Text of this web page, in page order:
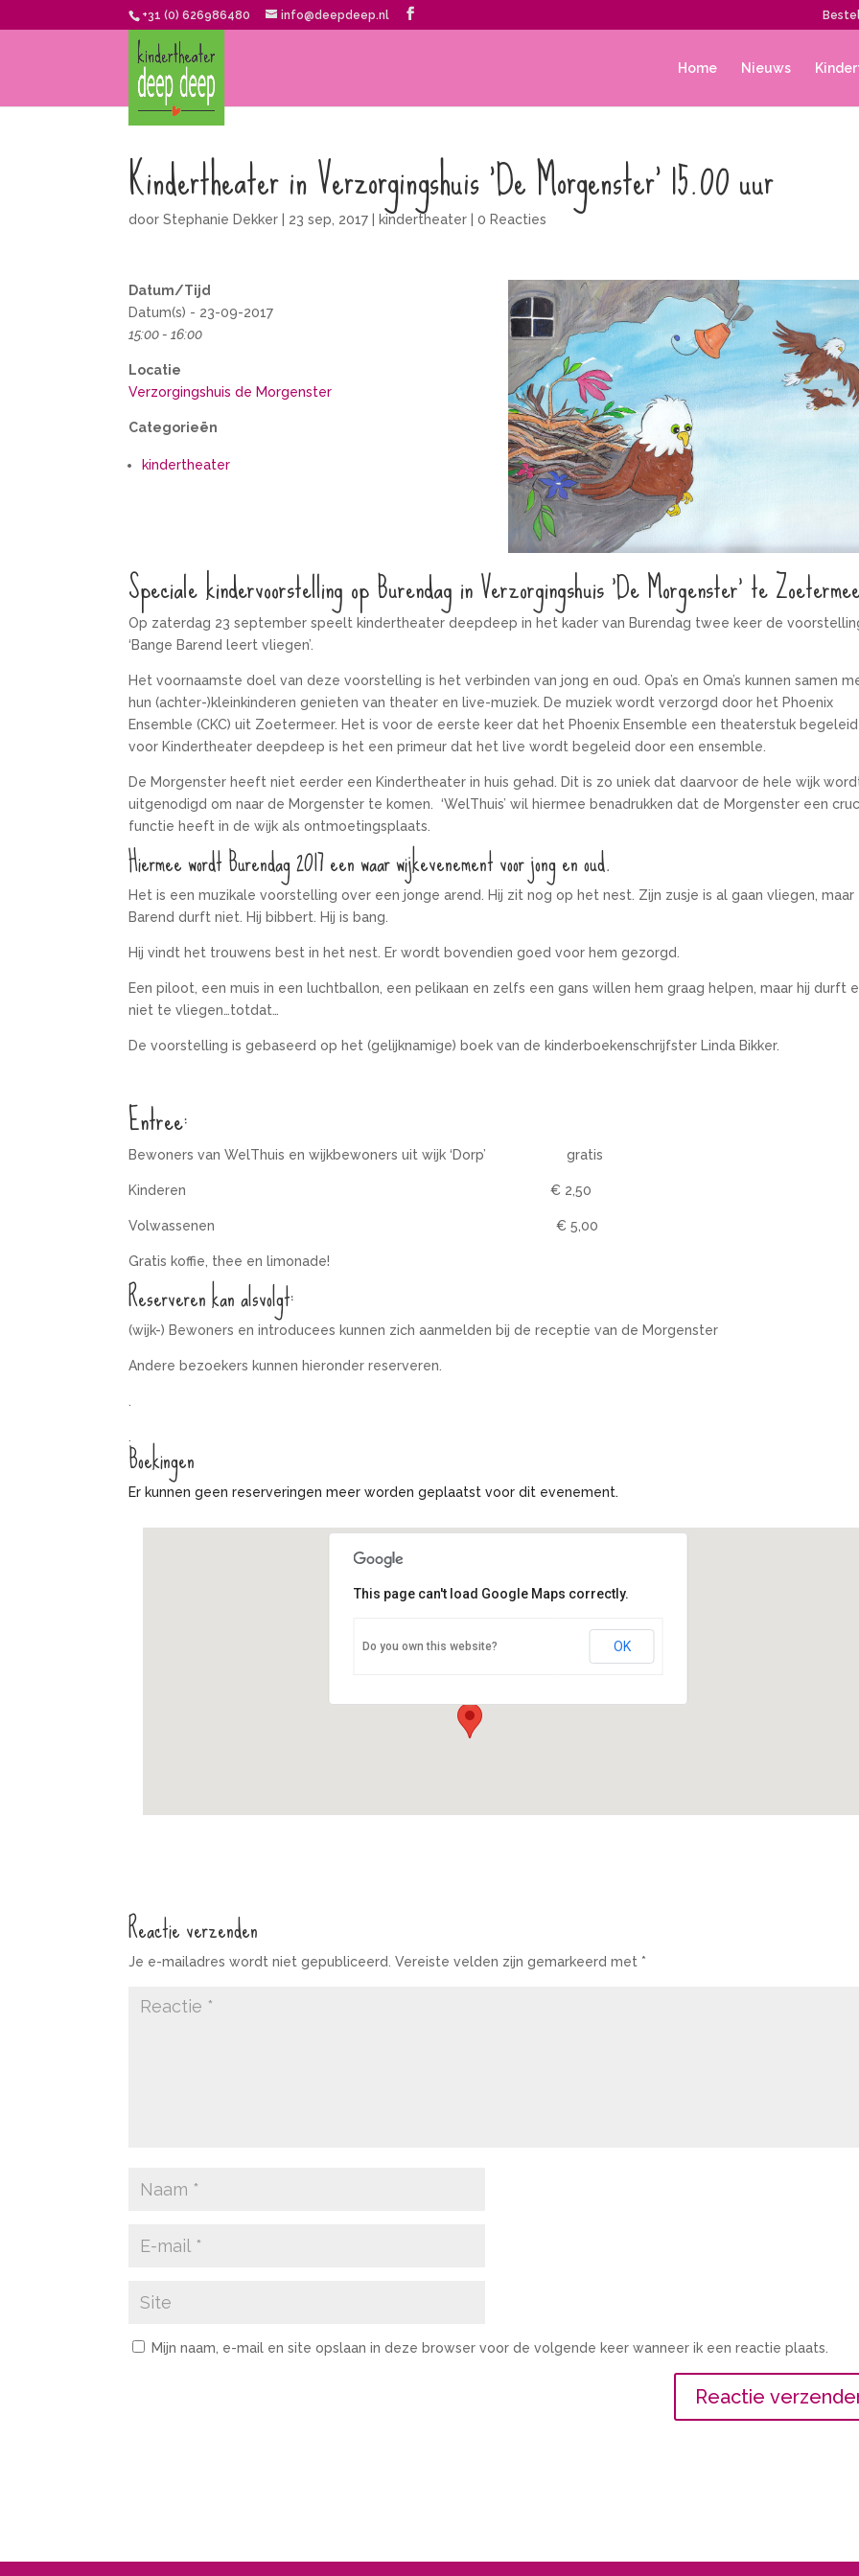
+31 (0) 626986480 info@deepdeep.nl
Home Nieuws
Kindertheater in Verzorgingshuis ‘De Morgenster’ 15.00 uur
doorStephanie Dekker 23 sep, 2017 kindertheater |0 Reacties
Datum/Tijd
Datum(s) - 23-09-2017
15:00 - 16:00
Locatie
Verzorgingshuis de Morgenster
Categorieën
kindertheater
Speciale kindervoorstelling op Burendag in Verzorgingshuis ‘De Morgenster’ te
Op zaterdag 23 september speelt kindertheater deepdeep in het kader van Burendag twee keer de
‘Bange Barend leert vliegen’.
Het voornaamste doel van deze voorstelling is het verbinden van jong en oud. Opa’s en Oma’s kunnen samen
hun (achter-)kleinkinderen genieten van theater en live-muziek. De muziek wordt verzorgd door het Phoenix
Ensemble (CKC) uit Zoetermeer. Het is voor de eerste keer dat het Phoenix Ensemble een theaterstuk
voor Kindertheater deepdeep is het een primeur dat het live wordt begeleid door een ensemble.
De Morgenster heeft niet eerder een Kindertheater in huis gehad. Dit is zo uniek dat daarvoor de hele wijk
uitgenodigd om naar de Morgenster te komen. ‘WelThuis’ wil hiermee benadrukken dat de Morgenster een
functie heeft in de wijk als ontmoetingsplaats.
Hiermee wordt Burendag 2017 een waar wijkevenement voor jong en oud.
Het is een muzikale voorstelling over een jonge arend. Hij zit nog op het nest. Zijn zusje is al gaan vliegen, maar
Barend durft niet. Hij bibbert. Hij is bang.
Hij vindt het trouwens best in het nest. Er wordt bovendien goed voor hem gezorgd.
Een piloot, een muis in een luchtballon, een pelikaan en zelfs een gans willen hem graag helpen, maar hij durft
niet te vliegen…totdat…
De voorstelling is gebaseerd op het (gelijknamige) boek van de kinderboekenschrijfster Linda Bikker.
Entree:
Bewoners van WelThuis en wijkbewoners uit wijk ‘Dorp’ gratis
Kinderen € 2,50
Volwassenen € 5,00
Gratis koffie, thee en limonade!
Reserveren kan alsvolgt:
(wijk-) Bewoners en introducees kunnen zich aanmelden bij de receptie van de Morgenster
Andere bezoekers kunnen hieronder reserveren.
Boekingen
Er kunnen geen reserveringen meer worden geplaatst voor dit evenement.
Verzorgingshuis de Morgenster
Nassaulaan 11 - Zoetermeer
This page can't load Google Maps correctly.
Do you own this website? OK
Reactie verzenden
Je e-mailadres wordt niet gepubliceerd. Vereiste velden zijn gemarkeerd met *
Mijn naam, e-mail en site opslaan in deze browser voor de volgende keer wanneer ik een reactie plaats.